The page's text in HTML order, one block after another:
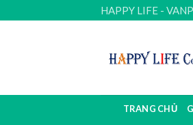
to
HAPPY LIFE -
TRANG CHỦ